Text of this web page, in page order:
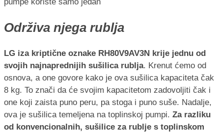
Održiva njega rublja
LG iza kriptične oznake RH80V9AV3N krije jednu od
svojih najnaprednijih sušilica rublja. Krenut ćemo od
osnova, a one govore kako je ova sušilica kapaciteta čak
8 kg. To znači da će svojim kapacitetom zadovoljiti čak i
one koji zaista puno peru, pa stoga i puno suše. Nadalje,
ova je sušilica temeljena na toplinskoj pumpi. Za razliku
od konvencionalnih, sušilice za rublje s toplinskom